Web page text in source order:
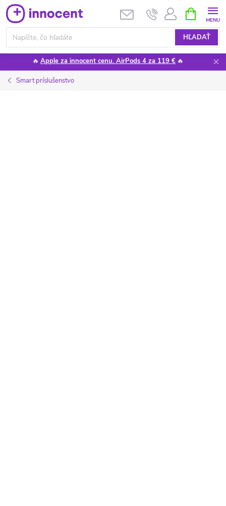
Prejsť
na
obsah
HĽADAŤ
KOŠÍK
🔥 Apple za innocent cenu. AirPods 4 za 119 € 🔥
Smart príslušenstvo